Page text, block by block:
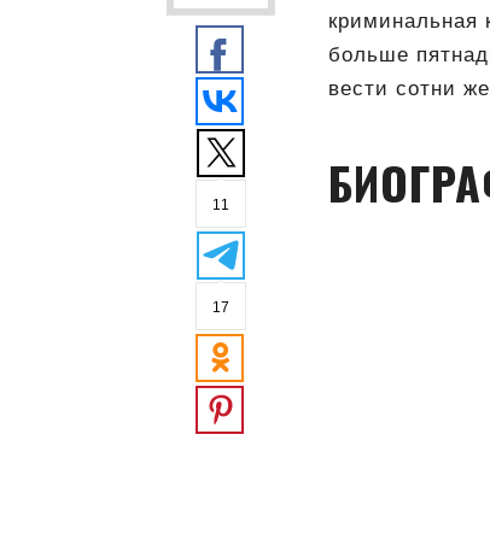
криминальная
больше
вести сотни
11
17